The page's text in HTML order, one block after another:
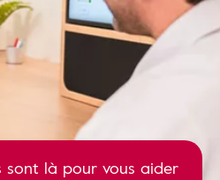
sont là pour vous aider